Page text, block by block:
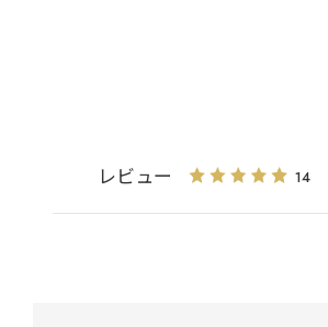
レビュー 14